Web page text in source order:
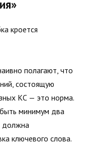
кроется
полагают, что
состоящую
КС — это норма.
минимум два
должна
ключевого слова.